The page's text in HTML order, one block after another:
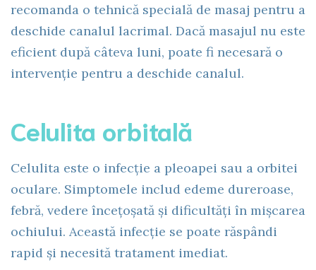
recomanda o tehnică specială de masaj pentru a
deschide canalul lacrimal. Dacă masajul nu este
eficient după câteva luni, poate fi necesară o
intervenție pentru a deschide canalul.
Celulita orbitală
Celulita este o infecție a pleoapei sau a orbitei
oculare. Simptomele includ edeme dureroase,
febră, vedere încețoșată și dificultăți în mișcarea
ochiului. Această infecție se poate răspândi
rapid și necesită tratament imediat.